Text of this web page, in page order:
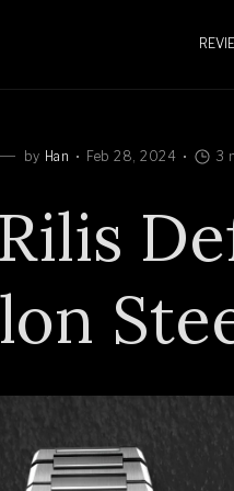
by Han Feb 28, 2024 3